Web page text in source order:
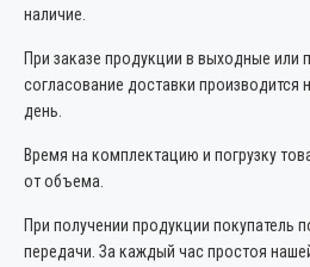
наличие.
При заказе продукции в выходные или
согласование доставки
день.
Время на комплектацию и погрузку
от объема.
При получении продукции покупатель
передачи. За каждый час простоя